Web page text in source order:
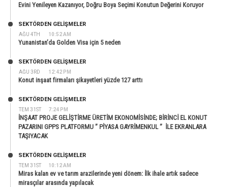
Evini Yenileyen Kazanıyor, Doğru Boya Seçimi Konutun Değerini Koruyor
AĞU 4TH 10:52 AM
SEKTÖRDEN GELIŞMELER
Yunanistan’da Golden Visa için 5 neden
AĞU 3RD 12:42 PM
SEKTÖRDEN GELIŞMELER
Konut inşaat firmaları şikayetleri yüzde 127 arttı
TEM 31ST 7:24 PM
SEKTÖRDEN GELIŞMELER
İNŞAAT PROJE GELİŞTİRME ÜRETİM EKONOMİSİNDE; BİRİNCİ EL KONUT
PAZARINI GPPS PLATFORMU ” PİYASA GAYRİMENKUL ” İLE EKRANLARA
TAŞIYACAK
TEM 31ST 10:12 AM
SEKTÖRDEN GELIŞMELER
Miras kalan ev ve tarım arazilerinde yeni dönem: İlk ihale artık sadece
mirasçılar arasında yapılacak